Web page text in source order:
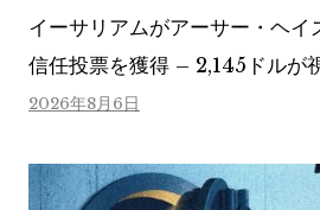
イーサリアムがアーサー・ヘ
信任投票を獲得 – 2,145ドルが
2026年8月6日